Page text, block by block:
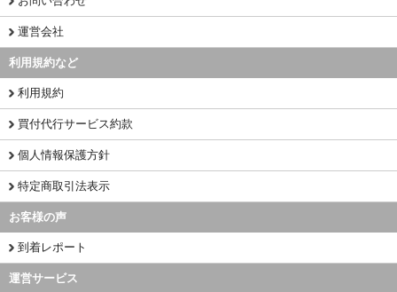
運営会社
利用規約など
利用規約
買付代行サービス約款
個人情報保護方針
特定商取引法表示
お客様の声
到着レポート
運営サービス